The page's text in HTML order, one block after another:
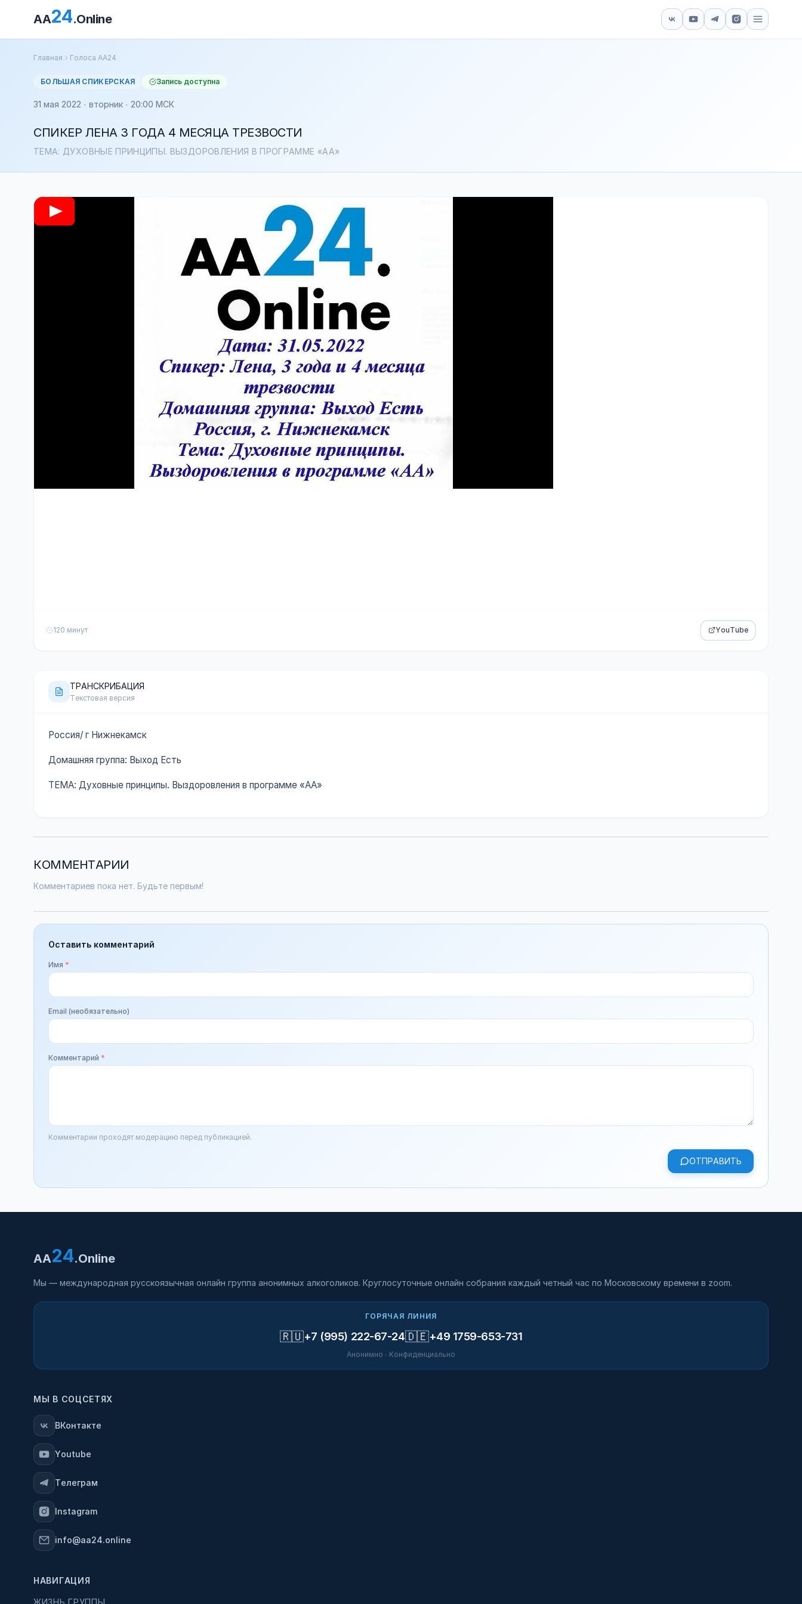
AA24.Online
Главная Голоса АА24
БОЛЬШАЯ СПИКЕРСКАЯ Запись доступна
31 мая 2022 · вторник · 20:00 МСК
СПИКЕР ЛЕНА 3 ГОДА 4 МЕСЯЦА ТРЕЗВОСТИ
ТЕМА: ДУХОВНЫЕ ПРИНЦИПЫ. ВЫЗДОРОВЛЕНИЯ В ПРОГРАММЕ «АА»
120 минут YouTube
ТРАНСКРИБАЦИЯ
Текстовая версия
Россия/ г Нижнекамск
Домашняя группа: Выход Есть
ТЕМА: Духовные принципы. Выздоровления в программе «АА»
КОММЕНТАРИИ
Комментариев пока нет. Будьте первым!
Оставить комментарий
Имя *
Email (необязательно)
Комментарий *
Комментарии проходят модерацию перед публикацией.
ОТПРАВИТЬ
AA24.Online
Мы — международная русскоязычная онлайн группа анонимных алкоголиков. Круглосуточные онлайн собрания каждый четный час по Московскому времени в zoom.
ГОРЯЧАЯ ЛИНИЯ
🇷🇺+7 (995) 222-67-24🇩🇪+49 1759-653-731
Анонимно · Конфиденциально
МЫ В СОЦСЕТЯХ
ВКонтакте
Youtube
Телеграм
Instagram
info@aa24.online
НАВИГАЦИЯ